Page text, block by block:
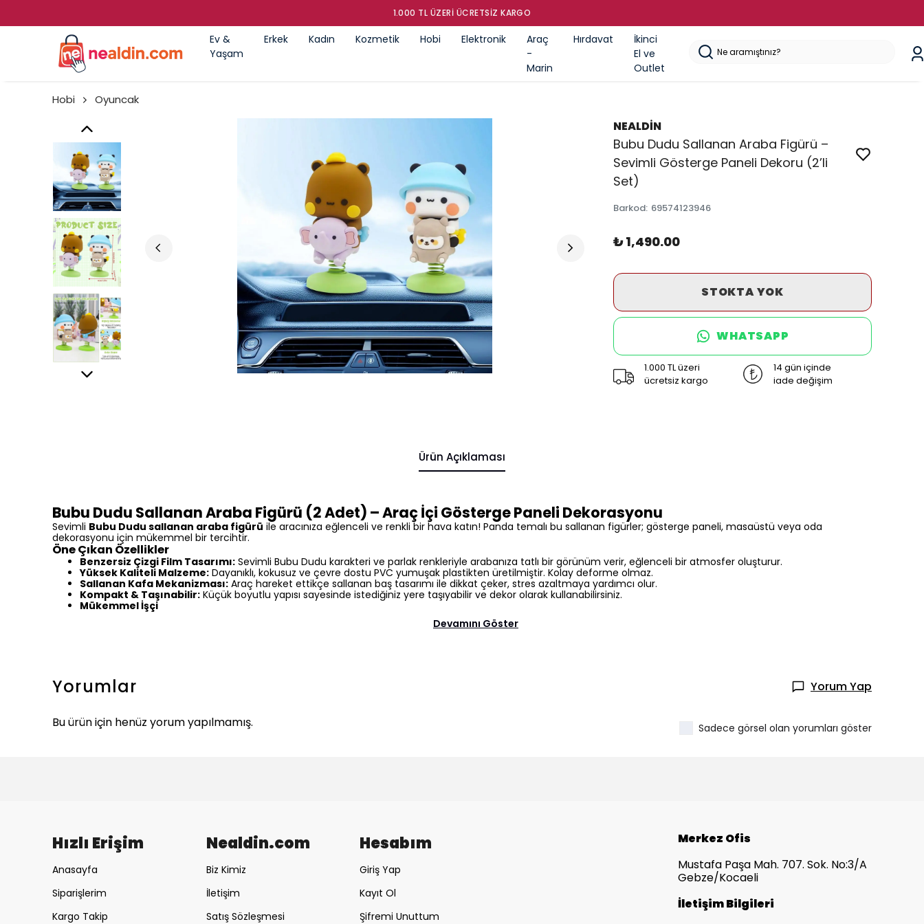
GÜMRÜK ÜRÜNLERI SATIŞ MAĞAZASI
Ev &
Yaşam
Erkek Kadın Kozmetik Hobi Elektronik
Araç
-
Marin
Hırdavat
İkinci
El ve
Outlet
Hobi Oyuncak
NEALDİN
Bubu Dudu Sallanan Araba Figürü –
Sevimli Gösterge Paneli Dekoru (2’li
Set)
Barkod: 69574123946
₺ 1,490.00
STOKTA YOK
WHATSAPP
1.000 TL üzeri
ücretsiz kargo
14 gün içinde
iade değişim
Ürün Açıklaması
Bubu Dudu Sallanan Araba Figürü (2 Adet) – Araç İçi Gösterge Paneli Dekorasyonu
Sevimli Bubu Dudu sallanan araba figürü ile aracınıza eğlenceli ve renkli bir hava katın! Panda temalı bu sallanan figürler; gösterge paneli, masaüstü veya oda
dekorasyonu için mükemmel bir tercihtir.
Öne Çıkan Özellikler
Benzersiz Çizgi Film Tasarımı: Sevimli Bubu Dudu karakteri ve parlak renkleriyle arabanıza tatlı bir görünüm verir, eğlenceli bir atmosfer oluşturur.
Yüksek Kaliteli Malzeme: Dayanıklı, kokusuz ve çevre dostu PVC yumuşak plastikten üretilmiştir. Kolay deforme olmaz.
Sallanan Kafa Mekanizması: Araç hareket ettikçe sallanan baş tasarımı ile dikkat çeker, stres azaltmaya yardımcı olur.
Kompakt & Taşınabilir: Küçük boyutlu yapısı sayesinde istediğiniz yere taşıyabilir ve dekor olarak kullanabilirsiniz.
Mükemmel İşçi
Devamını Göster
Yorumlar Yorum Yap
Bu ürün için henüz yorum yapılmamış. Sadece görsel olan yorumları göster
Hızlı Erişim
Anasayfa
Siparişlerim
Kargo Takip
Nealdin.com
Biz Kimiz
İletişim
Satış Sözleşmesi
Hesabım
Giriş Yap
Kayıt Ol
Şifremi Unuttum
Merkez Ofis
Mustafa Paşa Mah. 707. Sok. No:3/A
Gebze/Kocaeli
İletişim Bilgileri